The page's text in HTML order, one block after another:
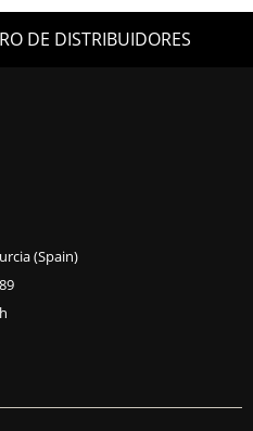
DE DISTRIBUIDORES
(Spain)